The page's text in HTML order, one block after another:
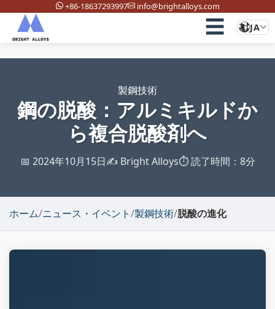
+86-18637293997 info@brightalloys.com
☰ JA
製鋼技術
鋼の脱酸：アルミキルドか
ら複合脱酸剤へ
📅 2024年10月15日✍️ Bright Alloys⏱️ 読了時間：8分
ホーム/ニュース・イベント/製鋼技術/脱酸の進化